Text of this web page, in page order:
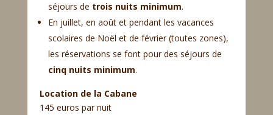
séjours de trois nuits minimum.
En juillet, en août et pendant les vacances
scolaires de Noël et de février (toutes zones),
les réservations se font pour des séjours de
cinq nuits minimum.
Location de la Cabane
145 euros par nuit